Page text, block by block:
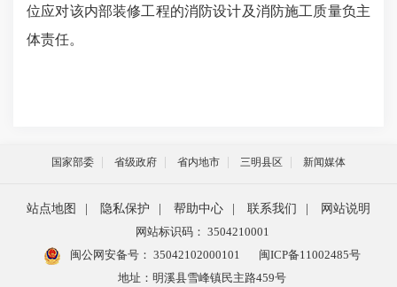
位应对该内部装修工程的消防设计及消防施工质量负主
体责任。
国家部委 省级政府 省内地市 三明县区 新闻媒体
站点地图 隐私保护 帮助中心 联系我们
网站说明
网站标识码： 3504210001
闽公网安备号： 35042102000101
闽ICP备11002485号
地址：明溪县雪峰镇民主路459号